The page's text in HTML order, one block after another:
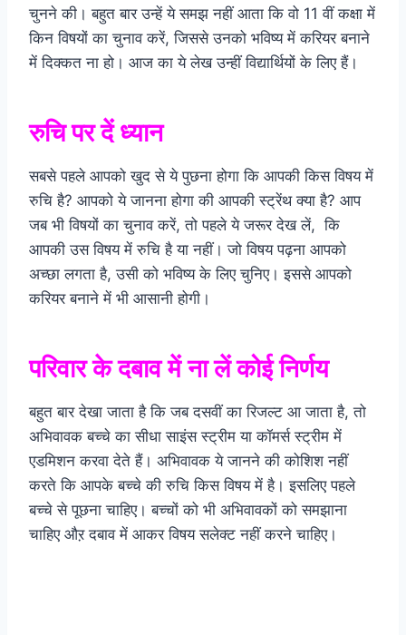
चुनने की। बहुत बार उन्हें ये समझ नहीं आता कि वो 11 वीं कक्षा में
किन विषयों का चुनाव करें, जिससे उनको भविष्य में करियर बनाने
में दिक्कत ना हो। आज का ये लेख उन्हीं विद्यार्थियों के लिए हैं।
रुचि पर दें ध्यान
सबसे पहले आपको खुद से ये पुछना होगा कि आपकी किस विषय में
रुचि है? आपको ये जानना होगा की आपकी स्ट्रेंथ क्या है? आप
जब भी विषयों का चुनाव करें, तो पहले ये जरूर देख लें, कि
आपकी उस विषय में रुचि है या नहीं। जो विषय पढ़ना आपको
अच्छा लगता है, उसी को भविष्य के लिए चुनिए। इससे आपको
करियर बनाने में भी आसानी होगी।
परिवार के दबाव में ना लें कोई निर्णय
बहुत बार देखा जाता है कि जब दसवीं का रिजल्ट आ जाता है, तो
अभिवावक बच्चे का सीधा साइंस स्ट्रीम या कॉमर्स स्ट्रीम में
एडमिशन करवा देते हैं। अभिवावक ये जानने की कोशिश नहीं
करते कि आपके बच्चे की रुचि किस विषय में है। इसलिए पहले
बच्चे से पूछना चाहिए। बच्चों को भी अभिवावकों को समझाना
चाहिए औऱ दबाव में आकर विषय सलेक्ट नहीं करने चाहिए।